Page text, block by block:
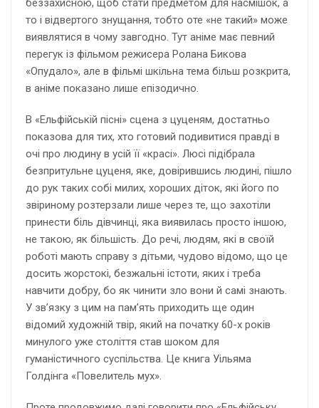
беззахисною, щоб стати предметом для насмішок, а
то і відвертого знущання, тобто оте «не такий» може
виявлятися в чому завгодно. Тут аніме має певний
перегук із фільмом режисера Ролана Бикова
«Опудало», але в фільмі шкільна тема більш розкрита,
в аніме показано лише епізодично.
В «Ельфійській пісні» сцена з цуценям, достатньо
показова для тих, хто готовий подивитися правді в
очі про людину в усій її «красі». Люсі підібрала
безпритульне цуценя, яке, довірившись людині, пішло
до рук таких собі милих, хороших діток, які його по
звіриному розтерзали лише через те, що захотіли
принести біль дівчинці, яка виявилась просто іншою,
не такою, як більшість. До речі, людям, які в своїй
роботі мають справу з дітьми, чудово відомо, що це
досить жорстокі, безжальні істоти, яких і треба
навчити добру, бо як чинити зло вони й самі знають.
У зв’язку з цим на пам’ять приходить ще один
відомий художній твір, який на початку 60-х років
минулого уже століття став шоком для
гуманістичного суспільства. Це книга Уільяма
Голдінга «Повелитель мух».